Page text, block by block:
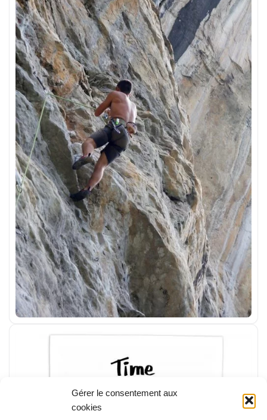
Gérer le consentement aux
cookies